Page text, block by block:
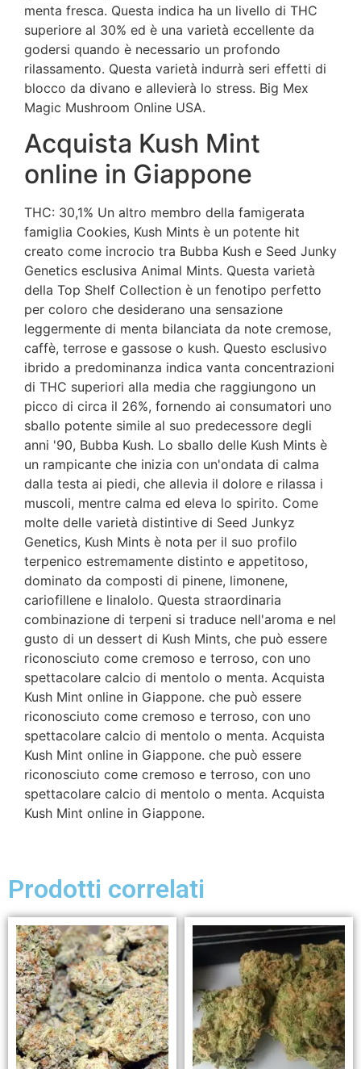
menta fresca. Questa indica ha un livello di THC
superiore al 30% ed è una varietà eccellente da
godersi quando è necessario un profondo
rilassamento. Questa varietà indurrà seri effetti di
blocco da divano e allevierà lo stress. Big Mex
Magic Mushroom Online USA.
Acquista Kush Mint
online in Giappone
THC: 30,1% Un altro membro della famigerata
famiglia Cookies, Kush Mints è un potente hit
creato come incrocio tra Bubba Kush e Seed Junky
Genetics esclusiva Animal Mints. Questa varietà
della Top Shelf Collection è un fenotipo perfetto
per coloro che desiderano una sensazione
leggermente di menta bilanciata da note cremose,
caffè, terrose e gassose o kush. Questo esclusivo
ibrido a predominanza indica vanta concentrazioni
di THC superiori alla media che raggiungono un
picco di circa il 26%, fornendo ai consumatori uno
sballo potente simile al suo predecessore degli
anni '90, Bubba Kush. Lo sballo delle Kush Mints è
un rampicante che inizia con un'ondata di calma
dalla testa ai piedi, che allevia il dolore e rilassa i
muscoli, mentre calma ed eleva lo spirito. Come
molte delle varietà distintive di Seed Junkyz
Genetics, Kush Mints è nota per il suo profilo
terpenico estremamente distinto e appetitoso,
dominato da composti di pinene, limonene,
cariofillene e linalolo. Questa straordinaria
combinazione di terpeni si traduce nell'aroma e nel
gusto di un dessert di Kush Mints, che può essere
riconosciuto come cremoso e terroso, con uno
spettacolare calcio di mentolo o menta. Acquista
Kush Mint online in Giappone. che può essere
riconosciuto come cremoso e terroso, con uno
spettacolare calcio di mentolo o menta. Acquista
Kush Mint online in Giappone. che può essere
riconosciuto come cremoso e terroso, con uno
spettacolare calcio di mentolo o menta. Acquista
Kush Mint online in Giappone.
Prodotti correlati